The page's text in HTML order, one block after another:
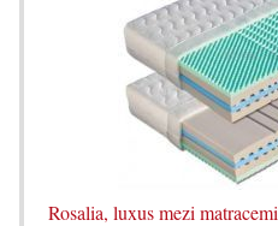
Rosalia, luxus mezi matracemi